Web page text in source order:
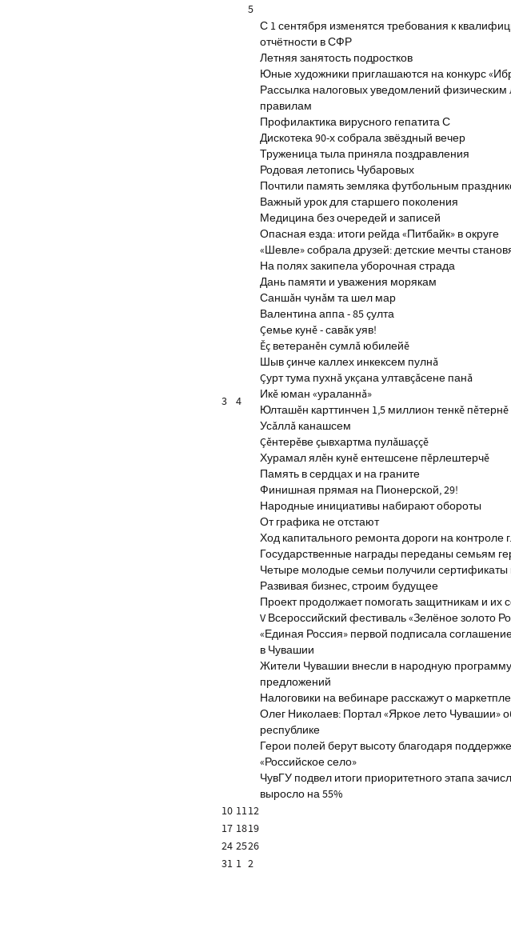
3 4
5
С 1 сентября изменятся требования к
отчётности в СФР
Летняя занятость подростков
Юные художники приглашаются на конкурс
Рассылка налоговых уведомлений
правилам
Профилактика вирусного гепатита С
Дискотека 90-х собрала звёздный вечер
Труженица тыла приняла поздравления
Родовая летопись Чубаровых
Почтили память земляка футбольным
Важный урок для старшего поколения
Медицина без очередей и записей
Опасная езда: итоги рейда «Питбайк» в округе
«Шевле» собрала друзей: детские мечты
На полях закипела уборочная страда
Дань памяти и уважения морякам
Саншăн чунăм та шел мар
Валентина аппа - 85 çулта
Çемье кунĕ - савăк уяв!
Ĕç ветеранĕн сумлă юбилейĕ
Шыв çинче каллех инкексем пулнă
Çурт тума пухнă укçана ултавçăсене панă
Икĕ юман «ураланнă»
Юлташĕн карттинчен 1,5 миллион тенкĕ пĕтернĕ
Усăллă канашсем
Çĕнтерĕве çывхартма пулăшаççĕ
Хурамал ялĕн кунĕ ентешсене пĕрлештерчĕ
Память в сердцах и на граните
Финишная прямая на Пионерской, 29!
Народные инициативы набирают обороты
От графика не отстают
Ход капитального ремонта дороги на контроле
Государственные награды переданы семьям
Четыре молодые семьи получили сертификаты
Развивая бизнес, строим будущее
Проект продолжает помогать защитникам и их
V Всероссийский фестиваль «Зелёное золото
«Единая Россия» первой подписала
в Чувашии
Жители Чувашии внесли в народную
предложений
Налоговики на вебинаре расскажут о
Олег Николаев: Портал «Яркое лето Чувашии»
республике
Герои полей берут высоту благодаря
«Российское село»
ЧувГУ подвел итоги приоритетного этапа
выросло на 55%
10 1112
17 1819
24 2526
31 1 2